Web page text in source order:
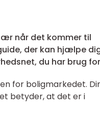
når det kommer til
der kan hjælpe
du har brug
for boligmarkedet.
betyder, at det er i